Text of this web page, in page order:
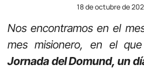
18 de octubre de
Nos encontramos en el
mes misionero, en el
Jornada del Domund, un